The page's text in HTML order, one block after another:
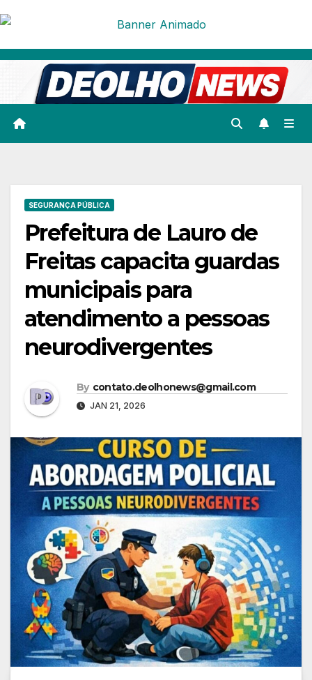
Skip
content
SEGURANÇA PÚBLICA
Prefeitura de Lauro de
Freitas capacita guardas
municipais para
atendimento a pessoas
neurodivergentes
By contato.deolhonews@gmail.com
JAN 21, 2026